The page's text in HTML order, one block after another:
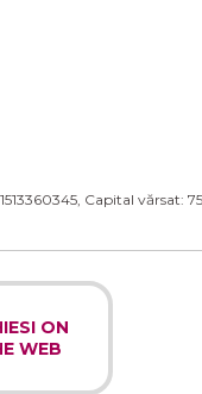
Capital
ON
WEB